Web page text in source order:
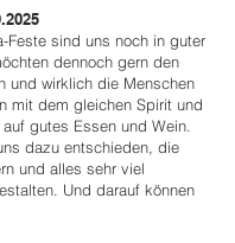
Feste sind uns noch in guter
dennoch gern den
und wirklich die Menschen
mit dem gleichen Spirit und
gutes Essen und Wein.
dazu entschieden, die
und alles sehr viel
Und darauf können